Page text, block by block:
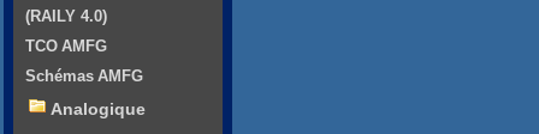
(RAILY 4.0)
TCO AMFG
Schémas AMFG
Analogique